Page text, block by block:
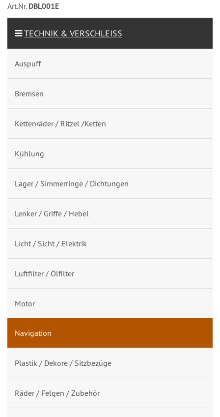
Art.Nr. DBL001E
TECHNIK & VERSCHLEISS
Auspuff
Bremsen
Kettenräder / Ritzel /Ketten
Kühlung
Lager / Simmerringe / Dichtungen
Lenker / Griffe / Hebel
Licht / Sicht / Elektrik
Luftfilter / Ölfilter
Motor
Navigation
Plastik / Dekore / Sitzbezüge
Räder / Felgen / Zubehör